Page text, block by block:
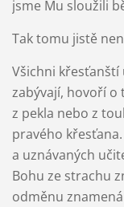
jsme Mu sloužili
Tak tomu jistě
Všichni
zabývají, hovoří o
z pekla nebo z
pravého
a uznávaných
Bohu ze strachu
odměnu